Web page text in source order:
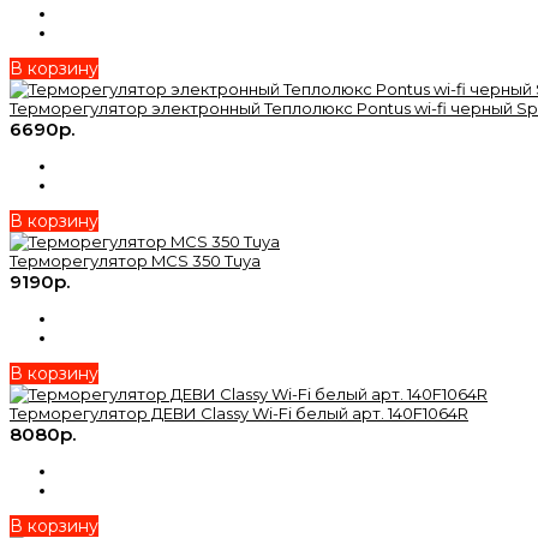
В корзину
Терморегулятор электронный Теплолюкс Pontus wi-fi черный
6690р.
В корзину
Терморегулятор MCS 350 Tuya
9190р.
В корзину
Терморегулятор ДЕВИ Classy Wi-Fi белый арт. 140F1064R
8080р.
В корзину